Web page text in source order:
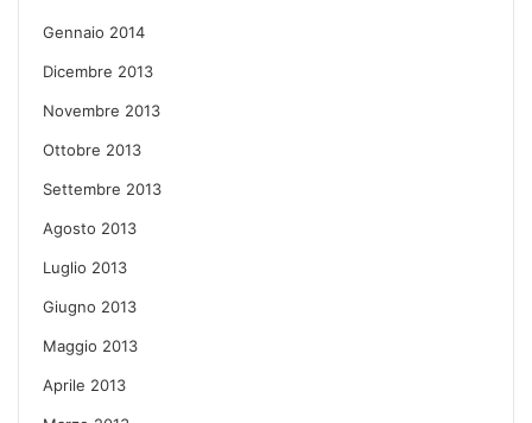
Gennaio 2014
Dicembre 2013
Novembre 2013
Ottobre 2013
Settembre 2013
Agosto 2013
Luglio 2013
Giugno 2013
Maggio 2013
Aprile 2013